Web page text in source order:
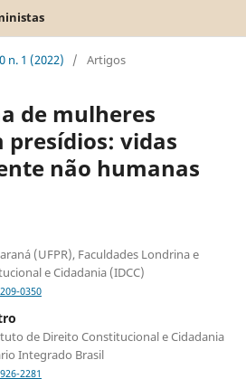
n. 1 (2022) / Artigos
de mulheres
vidas
não humanas
(UFPR), Faculdades Londrina e
e Cidadania (IDCC)
0350
de Direito Constitucional e Cidadania
Integrado Brasil
2281